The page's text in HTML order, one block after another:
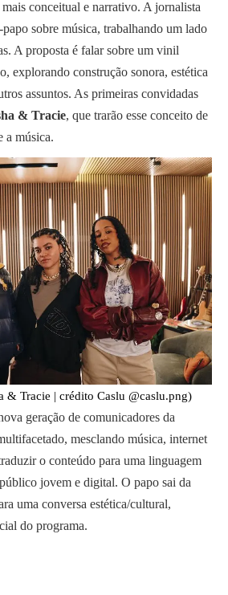
conceitual e narrativo. A jornalista
sobre música, trabalhando um lado
A proposta é falar sobre um vinil
explorando construção sonora, estética
assuntos. As primeiras convidadas
& Tracie, que trarão esse conceito de
a música.
& Tracie | crédito Caslu @caslu.png)
geração de comunicadores da
mesclando música, internet
o conteúdo para uma linguagem
jovem e digital. O papo sai da
uma conversa estética/cultural,
do programa.